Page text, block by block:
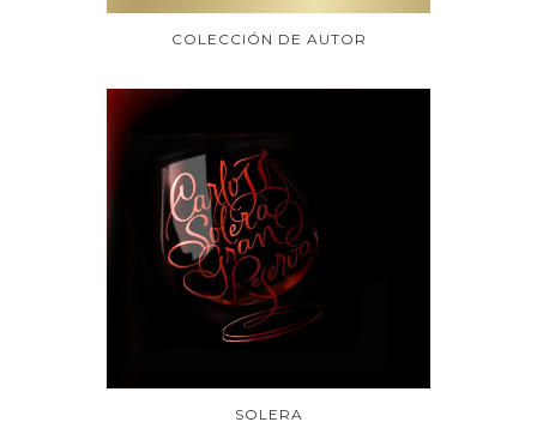
COLECCIÓN DE AUTOR
SOLERA